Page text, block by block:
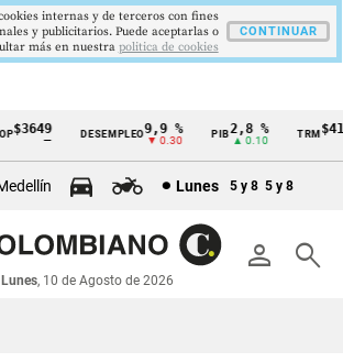
DESEMPLEO 9,9 %
▼ 0.30
PIB2,8 %
▲ 0.10
TRM
Lunes 5 y 8 5 y 8
person search
Lunes, 10 de Agosto de 2026
internas y de terceros con fines
y publicitarios. Puede aceptarlas o
más en nuestra politica de cookies
CONTINUAR